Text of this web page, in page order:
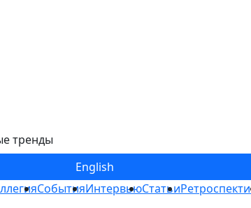
тренды
English
СобытияИнтервьюСтатьи